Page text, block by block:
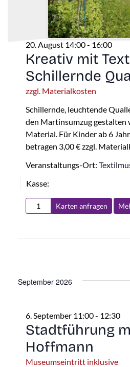
20. August 14:00- 16:00
Kreativ mit
Schillernde
zzgl. Materialkosten
Schillernde, leuchtende
den Martinsumzug
Material. Für Kinder ab 6
betragen 3,00 € zzgl.
Veranstaltungs-Ort:
Kasse:
Karten anfragen
September 2026
6. September 11:00- 12:30
Stadtführung
Hoffmann
Museumseintritt inklusive